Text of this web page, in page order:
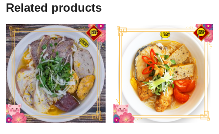
Related products